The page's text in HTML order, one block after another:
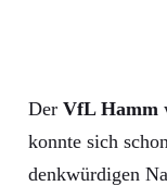
Der VfL Hamm
konnte sich
denkwürdigen